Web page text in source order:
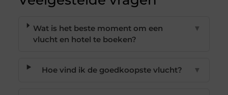
Wat is het beste moment om een
vlucht en hotel te boeken?
▼
Hoe vind ik de goedkoopste vlucht? ▼